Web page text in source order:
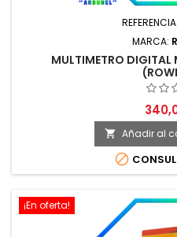
REFERENCIA:
MARCA:
MULTIMETRO
 Añadir al

¡En oferta!